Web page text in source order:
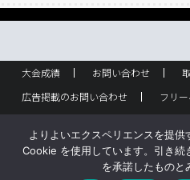
大会成績 お問い合わせ
広告掲載のお問い合わせ
フリ
バックナンバー
Copyright © ジュニアアスリ
よりよいエクスペリエンスを提
Cookie を使用しています。引き
を承諾したものと